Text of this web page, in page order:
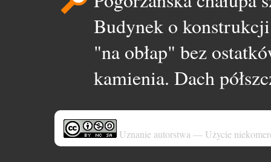
Budynek o
"na obłap" bez
kamienia. Dach
Uznanie autorstwa — Użycie